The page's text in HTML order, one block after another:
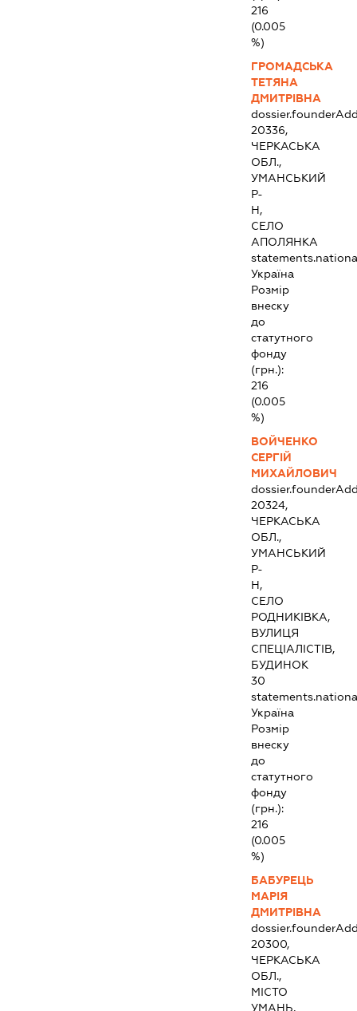
216
(0.005
%)
ГРОМАДСЬКА
ТЕТЯНА
ДМИТРІВНА
20336,
ЧЕРКАСЬКА
ОБЛ.,
УМАНСЬКИЙ
Р-
Н,
СЕЛО
АПОЛЯНКА
Україна
Розмір
внеску
до
статутного
фонду
(грн.):
216
(0.005
%)
ВОЙЧЕНКО
СЕРГІЙ
МИХАЙЛОВИЧ
20324,
ЧЕРКАСЬКА
ОБЛ.,
УМАНСЬКИЙ
Р-
Н,
СЕЛО
РОДНИКІВКА,
ВУЛИЦЯ
СПЕЦІАЛІСТІВ,
БУДИНОК
30
Україна
Розмір
внеску
до
статутного
фонду
(грн.):
216
(0.005
%)
БАБУРЕЦЬ
МАРІЯ
ДМИТРІВНА
20300,
ЧЕРКАСЬКА
ОБЛ.,
МІСТО
УМАНЬ,